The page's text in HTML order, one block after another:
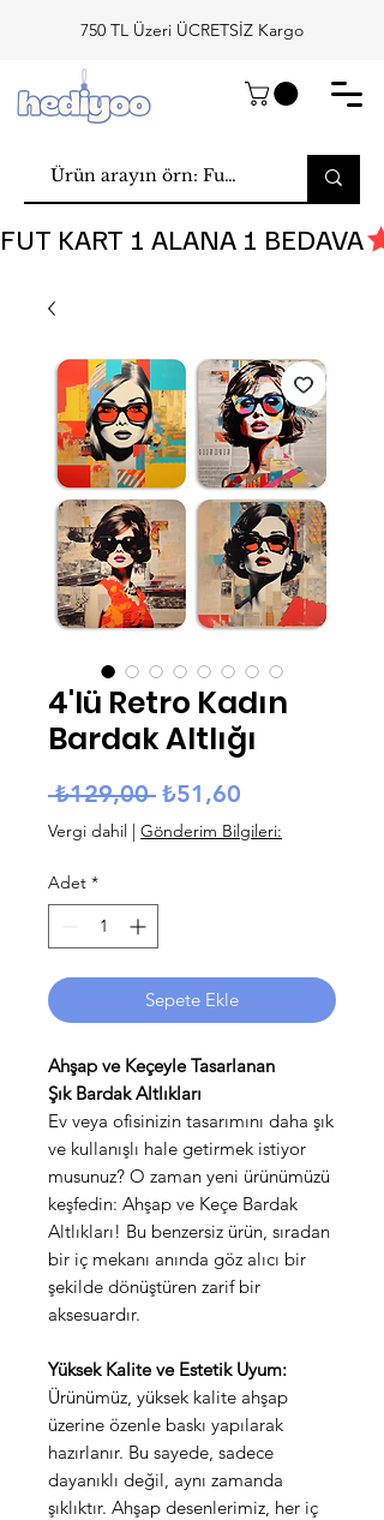
750 TL Üzeri ÜCRETSİZ Kargo
FUT KART 1 ALANA 1 BEDAVA
4'lü Retro Kadın
Bardak Altlığı
₺129,00 Normal Fiyat
₺51,60
Vergi dahil | Gönderim Bilgileri:
Adet *
Sepete Ekle
Ahşap ve Keçeyle Tasarlanan
Şık Bardak Altlıkları
Ev veya ofisinizin tasarımını daha şık
ve kullanışlı hale getirmek istiyor
musunuz? O zaman yeni ürünümüzü
keşfedin: Ahşap ve Keçe Bardak
Altlıkları! Bu benzersiz ürün, sıradan
bir iç mekanı anında göz alıcı bir
şekilde dönüştüren zarif bir
aksesuardır.
Yüksek Kalite ve Estetik Uyum:
Ürünümüz, yüksek kalite ahşap
üzerine özenle baskı yapılarak
hazırlanır. Bu sayede, sadece
dayanıklı değil, aynı zamanda
şıklıktır. Ahşap desenlerimiz, her iç